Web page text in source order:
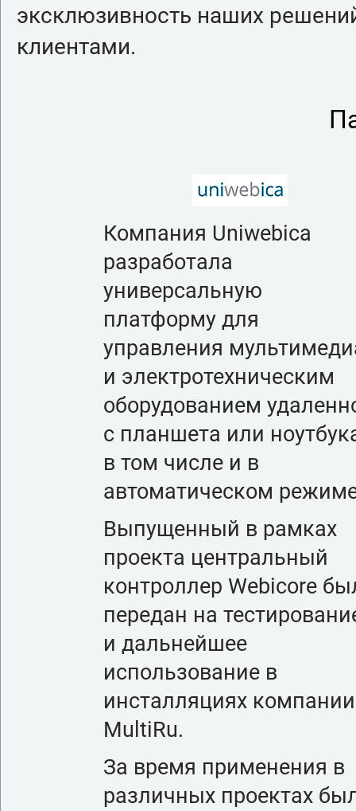
эксклюзивность наших
клиентами.
Компания Uniwebica
разработала
универсальную
платформу для
управления
и электротехническим
оборудованием
с планшета или
в том числе и в
автоматическом
Выпущенный в рамках
проекта центральный
контроллер Webicore
передан на
и дальнейшее
использование в
инсталляциях компании
MultiRu.
За время применения в
различных проектах